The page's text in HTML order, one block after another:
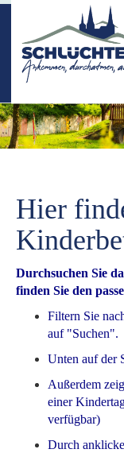
Hier
Durchsuchen Sie
finden Sie den
Filtern Sie
auf "Suchen".
Unten auf der
Außerdem
einer
verfügbar)
Durch